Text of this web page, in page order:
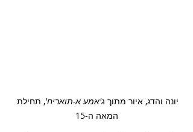
יונה והדג, איור מתוך ג'אמע א-תואריח', תחילת
המאה ה-15